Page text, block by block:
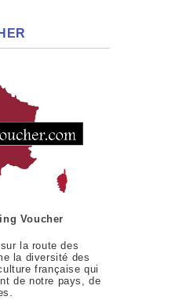
Voucher
la route des
la diversité des
française qui
de notre pays, de